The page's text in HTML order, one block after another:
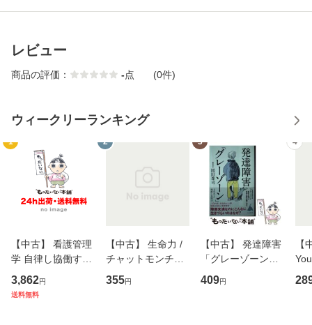
レビュー
商品の評価： -点 (0件)
ウィークリーランキング
1
【中古】 看護管理
学 自律し協働する
専門職の看護マネ
ジメントスキル 改
3,862円
送料無料
2
【中古】 生命力 /
チャットモンチー /
キューンレコード
[CD]【メール便送
355円
3
【中古】 発達障害
「グレーゾーン」
その正しい理解と
克服法 (SB新書 57
409円
4
【
のが